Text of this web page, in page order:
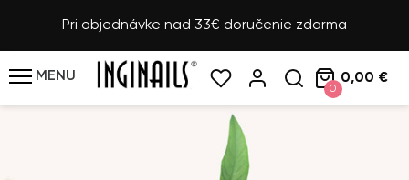
Pri objednávke nad 33€ doručenie zdarma
MENU
0
0,00 €